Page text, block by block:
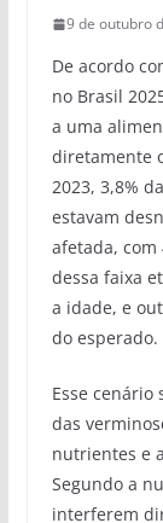
9 de outubro
De acordo
no Brasil
a uma
diretamente
2023, 3,8%
estavam
afetada, com
dessa faixa
a idade, e
do esperado.
Esse cenário
das
nutrientes e
Segundo a
interferem